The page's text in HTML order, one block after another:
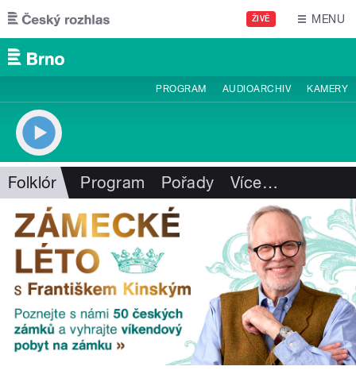
Přejít k hlavnímu obsahu
ŽIVĚ MENU
PROGRAM AUDIOARCHIV KAMERY
Folklór Program Pořady Více…